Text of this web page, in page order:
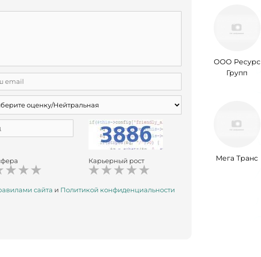
Карьерный рост
сайта и Политикой конфиденциальности
ООО Ресурс
Групп
Мега Транс